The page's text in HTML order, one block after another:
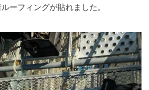
ーフィングが貼れました。